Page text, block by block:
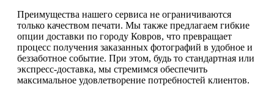
Преимущества нашего сервиса не ограничиваются
только качеством печати. Мы также предлагаем гибкие
опции доставки по городу Ковров, что превращает
процесс получения заказанных фотографий в удобное и
беззаботное событие. При этом, будь то стандартная или
экспресс-доставка, мы стремимся обеспечить
максимальное удовлетворение потребностей клиентов.